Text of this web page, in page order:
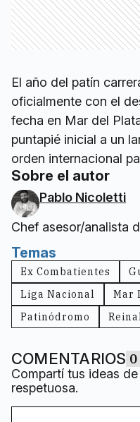
El año del patín
oficialmente con el
fecha en Mar del
puntapié inicial a un
orden internacional
Sobre el autor
Pablo Nicoletti
Chef asesor/analista
Temas
Ex Combatientes
Liga Nacional
Mar
Patinódromo
COMENTARIOS 0
Compartí tus ideas
respetuosa.